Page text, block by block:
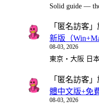
Solid guide —
「 匿名訪客
新版（
08-03, 2026
東京・大阪 日
「 匿名訪客
體中文版+免
08-03, 2026